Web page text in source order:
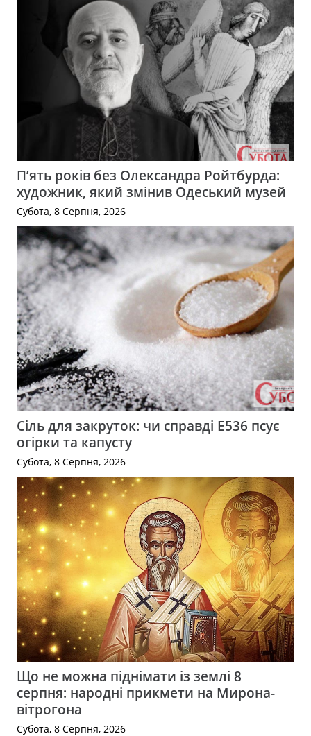
П’ять років без Олександра Ройтбурда:
художник, який змінив Одеський музей
Субота, 8 Серпня, 2026
Сіль для закруток: чи справді Е536 псує
огірки та капусту
Субота, 8 Серпня, 2026
Що не можна піднімати із землі 8
серпня: народні прикмети на Мирона-
вітрогона
Субота, 8 Серпня, 2026